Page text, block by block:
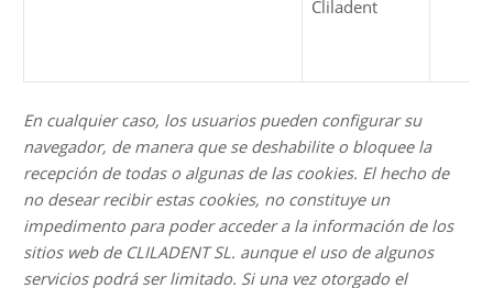
Cliladent
En cualquier caso, los usuarios pueden configurar su
navegador, de manera que se deshabilite o bloquee la
recepción de todas o algunas de las cookies. El hecho de
no desear recibir estas cookies, no constituye un
impedimento para poder acceder a la información de los
sitios web de CLILADENT SL. aunque el uso de algunos
servicios podrá ser limitado. Si una vez otorgado el